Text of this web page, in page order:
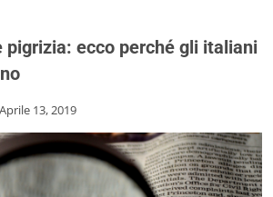
pigrizia: ecco perché gli italiani
Aprile 13, 2019